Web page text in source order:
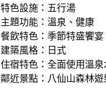
特色設施：五行湯
主題功能：溫泉、健康
餐飲特色：季節特盛饗宴
建築風格：日式
住宿特色：全面使用溫
鄰近景點：八仙山森林